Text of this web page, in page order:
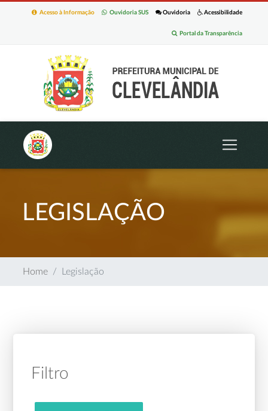
Acessibilidade
Ouvidoria
Ouvidoria SUS
Acesso à Informação
Portal da Transparência
LEGISLAÇÃO
Home Legislação
Filtro